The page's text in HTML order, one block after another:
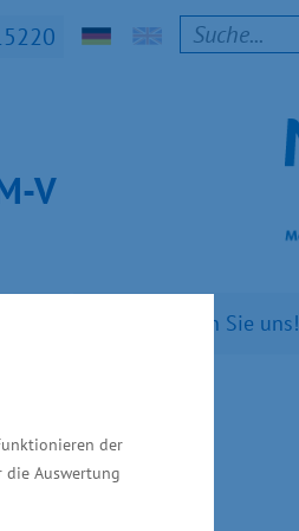
der
die Auswertung
V
Kontaktieren Sie uns!